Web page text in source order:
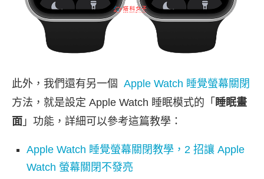
此外，我們還有另一個 Apple Watch 睡覺螢幕關閉
方法，就是設定 Apple Watch 睡眠模式的「 睡眠畫
面 」功能，詳細可以參考這篇教學：
Apple Watch 睡覺螢幕關閉教學，2 招讓 Apple
Watch 螢幕關閉不發亮